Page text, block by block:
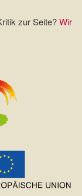
zur Seite?Wir